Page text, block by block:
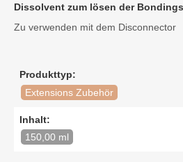
Dissolvent zum lösen der
Zu verwenden mit dem Disconnector
Produkttyp:
Extensions Zubehör
Inhalt:
150,00 ml